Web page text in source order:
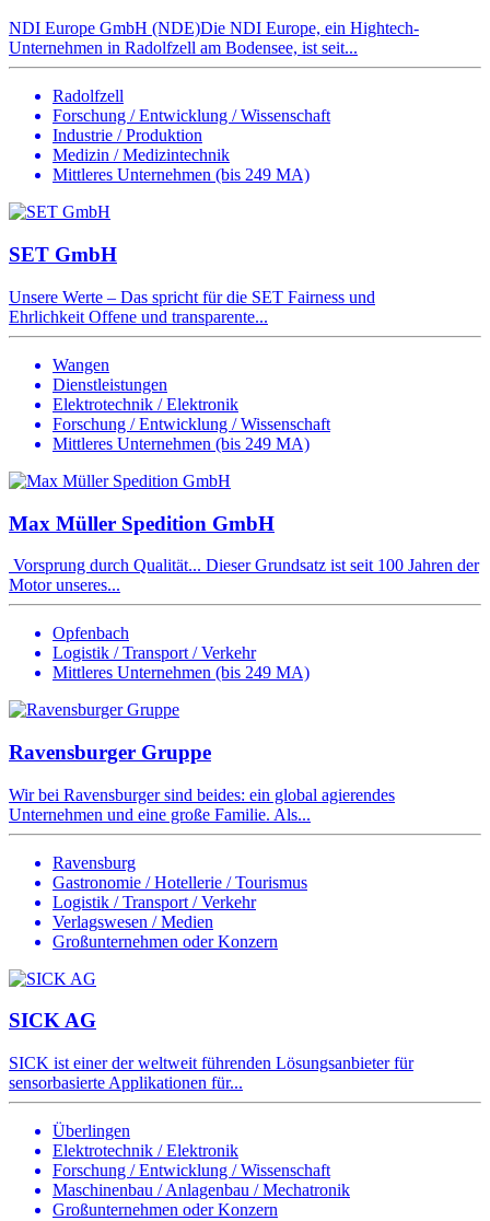
NDI Europe GmbH (NDE)Die NDI Europe, ein Hightech-
Unternehmen in Radolfzell am Bodensee, ist seit...
Radolfzell
Forschung / Entwicklung / Wissenschaft
Industrie / Produktion
Medizin / Medizintechnik
Mittleres Unternehmen (bis 249 MA)
SET GmbH
Unsere Werte – Das spricht für die SET Fairness und
Ehrlichkeit Offene und transparente...
Wangen
Dienstleistungen
Elektrotechnik / Elektronik
Forschung / Entwicklung / Wissenschaft
Mittleres Unternehmen (bis 249 MA)
Max Müller Spedition GmbH
Vorsprung durch Qualität... Dieser Grundsatz ist seit 100 Jahren der
Motor unseres...
Opfenbach
Logistik / Transport / Verkehr
Mittleres Unternehmen (bis 249 MA)
Ravensburger Gruppe
Wir bei Ravensburger sind beides: ein global agierendes
Unternehmen und eine große Familie. Als...
Ravensburg
Gastronomie / Hotellerie / Tourismus
Logistik / Transport / Verkehr
Verlagswesen / Medien
Großunternehmen oder Konzern
SICK AG
SICK ist einer der weltweit führenden Lösungsanbieter für
sensorbasierte Applikationen für...
Überlingen
Elektrotechnik / Elektronik
Forschung / Entwicklung / Wissenschaft
Maschinenbau / Anlagenbau / Mechatronik
Großunternehmen oder Konzern